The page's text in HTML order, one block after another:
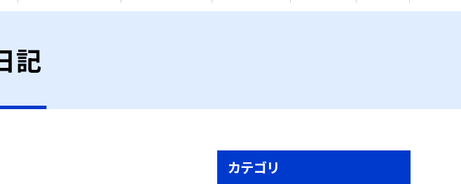
記
カテゴリ